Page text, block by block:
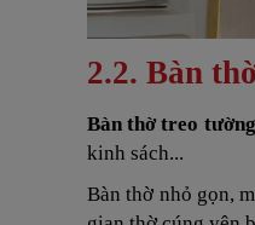
2.2. Bàn
Bàn thờ treo
kinh sách...
Bàn thờ nhỏ gọn,